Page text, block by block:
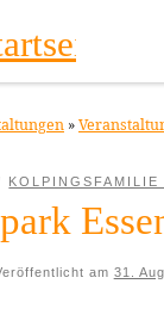
»
KOLPINGSFAMILIE
am 31.